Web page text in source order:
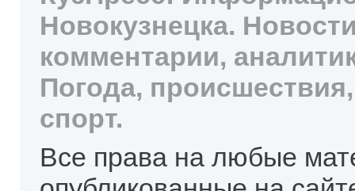
Новокузнецка.
комментарии,
Погода,
спорт.
Все права на любые